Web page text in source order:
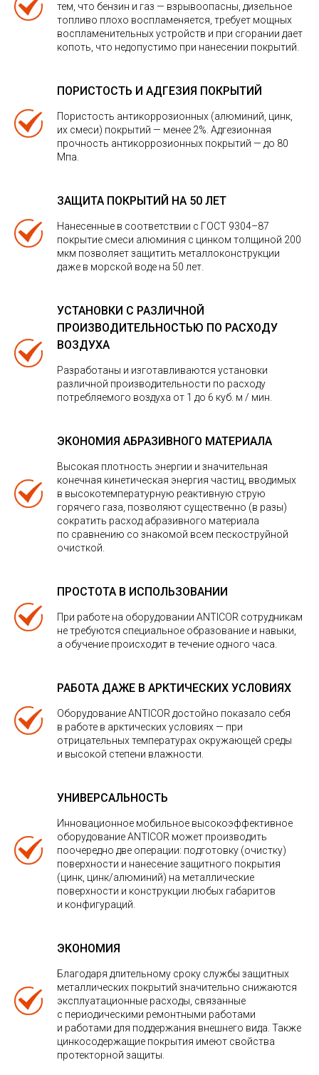
тем, что бензин и газ — взрывоопасны, дизельное
топливо плохо воспламеняется, требует мощных
воспламенительных устройств и при сгорании дает
копоть, что недопустимо при нанесении покрытий.
ПОРИСТОСТЬ И АДГЕЗИЯ ПОКРЫТИЙ
Пористость антикоррозионных (алюминий, цинк,
их смеси) покрытий — менее 2%. Адгезионная
прочность антикоррозионных покрытий — до 80
Мпа.
ЗАЩИТА ПОКРЫТИЙ НА 50 ЛЕТ
Нанесенные в соответствии с ГОСТ 9304–87
покрытие смеси алюминия с цинком толщиной 200
мкм позволяет защитить металлоконструкции
даже в морской воде на 50 лет.
УСТАНОВКИ С РАЗЛИЧНОЙ
ПРОИЗВОДИТЕЛЬНОСТЬЮ ПО РАСХОДУ
ВОЗДУХА
Разработаны и изготавливаются установки
различной производительности по расходу
потребляемого воздуха от 1 до 6 куб. м / мин.
ЭКОНОМИЯ АБРАЗИВНОГО МАТЕРИАЛА
Высокая плотность энергии и значительная
конечная кинетическая энергия частиц, вводимых
в высокотемпературную реактивную струю
горячего газа, позволяют существенно (в разы)
сократить расход абразивного материала
по сравнению со знакомой всем пескоструйной
очисткой.
ПРОСТОТА В ИСПОЛЬЗОВАНИИ
При работе на оборудовании ANTICOR сотрудникам
не требуются специальное образование и навыки,
а обучение происходит в течение одного часа.
РАБОТА ДАЖЕ В АРКТИЧЕСКИХ УСЛОВИЯХ
Оборудование ANTICOR достойно показало себя
в работе в арктических условиях — при
отрицательных температурах окружающей среды
и высокой степени влажности.
УНИВЕРСАЛЬНОСТЬ
Инновационное мобильное высокоэффективное
оборудование ANTICOR может производить
поочередно две операции: подготовку (очистку)
поверхности и нанесение защитного покрытия
(цинк, цинк/алюминий) на металлические
поверхности и конструкции любых габаритов
и конфигураций.
ЭКОНОМИЯ
Благодаря длительному сроку службы защитных
металлических покрытий значительно снижаются
эксплуатационные расходы, связанные
с периодическими ремонтными работами
и работами для поддержания внешнего вида. Также
цинкосодержащие покрытия имеют свойства
протекторной защиты.